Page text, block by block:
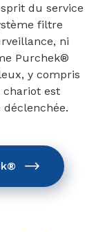
du service
filtre
ni
Purchek®
y compris
chariot est